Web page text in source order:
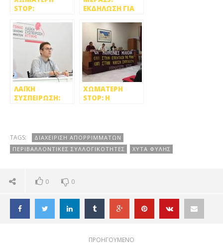
STOP:
ΤΕΤΕΛΕΣΜΕΝΑ
ΣΤΗΝ ΦΥΛΗ &
ΣΤΗ ΔΙΑΧΕΙΡΙΣΗ
ΑΠΟΡΡΙΜΜΑΤΩΝ
ΕΚΔΗΛΩΣΗ ΓΙΑ
ΤΩΝ
ΑΠΟΡΡΙΜΜΑΤΩΝ
ΛΑΪΚΗ
ΣΥΣΠΕΙΡΩΣΗ:
ΚΡΑΤΙΚΟ ΦΟΡΕΑ
ΧΩΜΑΤΕΡΗ
STOP: Η
ΑΠΟΡΡΙΜΜΑΤΩΝ
TAGS:
ΔΙΑΧΕΙΡΙΣΗ ΑΠΟΡΡΙΜΜΑΤΩΝ
ΠΕΡΙΒΑΛΛΟΝΤΙΚΕΣ ΣΥΛΛΟΓΙΚΟΤΗΤΕΣ
ΧΥΤΑ ΦΥΛΗΣ
0 0
ΠΡΟΗΓΟΥΜΕΝΟ